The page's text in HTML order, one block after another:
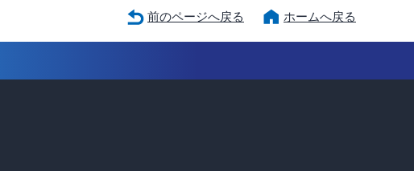
前のページへ戻る ホームへ戻る